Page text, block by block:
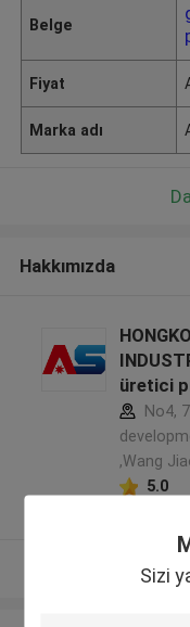
Sizi
Belge
Fiyat
Marka adı
Hakkımızda
üretici
No4,
,Wang
5.0